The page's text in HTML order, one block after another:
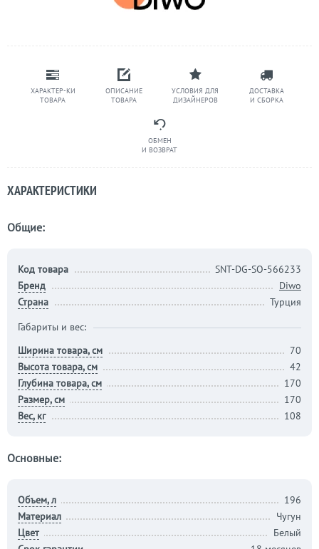
ХАРАКТЕР-КИ
ТОВАРА
ОПИСАНИЕ
ТОВАРА
УСЛОВИЯ ДЛЯ
ДИЗАЙНЕРОВ
ДОСТАВКА
И СБОРКА
ОБМЕН
И ВОЗВРАТ
ХАРАКТЕРИСТИКИ
Общие:
Код товара
SNT-DG-SO-566233
Бренд
Diwo
Страна
Турция
Габариты и вес:
Ширина товара, см
70
Высота товара, см
42
Глубина товара, см
170
Размер, см
170
Вес, кг
108
Основные:
Объем, л
196
Материал
Чугун
Цвет
Белый